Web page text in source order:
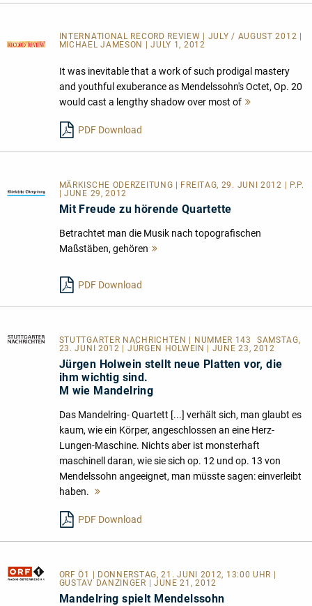
INTERNATIONAL RECORD REVIEW | JULY / AUGUST 2012 |
MICHAEL JAMESON | JULY 1, 2012
It was inevitable that a work of such prodigal mastery
and youthful exuberance as Mendelssohn's Octet, Op. 20
would cast a lengthy shadow over most of
PDF Download
MÄRKISCHE ODERZEITUNG | FREITAG, 29. JUNI 2012 | P.P.
| JUNE 29, 2012
Mit Freude zu hörende Quartette
Betrachtet man die Musik nach topografischen
Maßstäben, gehören
PDF Download
STUTTGARTER NACHRICHTEN
| NUMMER 143  SAMSTAG,
23. JUNI 2012 | JÜRGEN HOLWEIN | JUNE 23, 2012
Jürgen Holwein stellt neue Platten vor, die
ihm wichtig sind.
M wie Mandelring
Das Mandelring- Quartett [...] verhält sich, man glaubt es
kaum, wie ein Körper, angeschlossen an eine Herz-
Lungen-Maschine. Nichts aber ist monsterhaft
maschinell daran, wie sie sich op. 12 und op. 13 von
Mendelssohn angeeignet, man müsste sagen: einverleibt
haben.
PDF Download
ORF Ö1
| DONNERSTAG, 21. JUNI 2012, 13:00 UHR |
GUSTAV DANZINGER | JUNE 21, 2012
Mandelring spielt Mendelssohn